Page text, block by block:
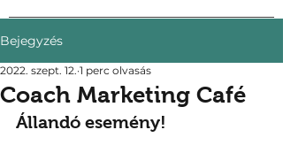
Bejegyzés
Coach Marketing Café
2022. szept. 12. 1 perc olvasás
Állandó esemény!